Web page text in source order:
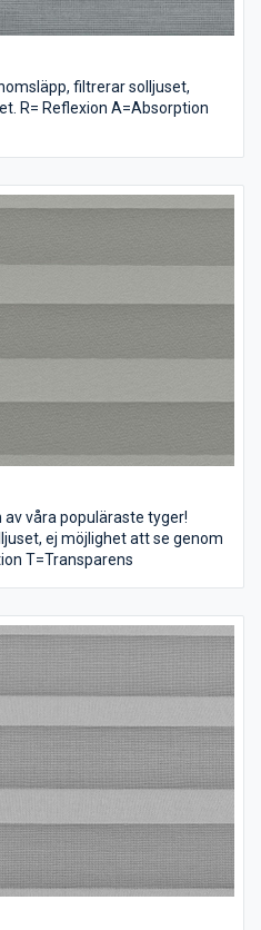
filtrerar solljuset,
R= Reflexion A=Absorption
våra populäraste tyger!
ej möjlighet att se genom
T=Transparens